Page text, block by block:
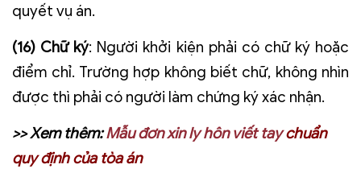
quyết vụ án.
(16) Chữ ký: Người khởi kiện phải có chữ ký hoặc
điểm chỉ. Trường hợp không biết chữ, không nhìn
được thì phải có người làm chứng ký xác nhận.
>> Xem thêm:Mẫu đơn xin ly hôn viết taychuẩn
quy định của tòa án